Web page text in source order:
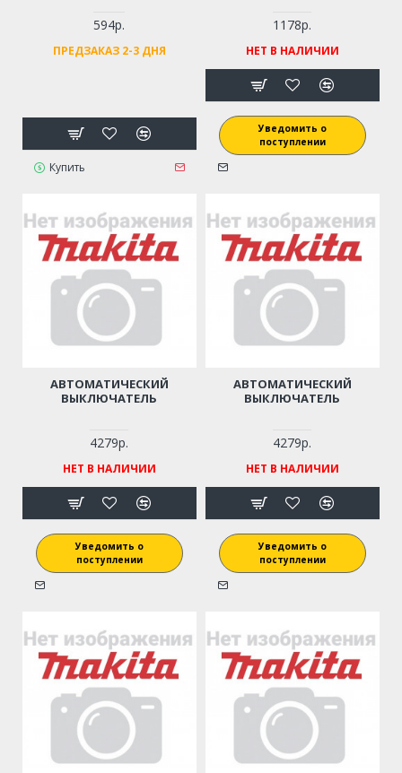
594р.
ПРЕДЗАКАЗ 2-3 ДНЯ
Купить
1178р.
НЕТ В НАЛИЧИИ
Уведомить о
поступлении
АВТОМАТИЧЕСКИЙ
ВЫКЛЮЧАТЕЛЬ
4279р.
НЕТ В НАЛИЧИИ
Уведомить о
поступлении
АВТОМАТИЧЕСКИЙ
ВЫКЛЮЧАТЕЛЬ
4279р.
НЕТ В НАЛИЧИИ
Уведомить о
поступлении